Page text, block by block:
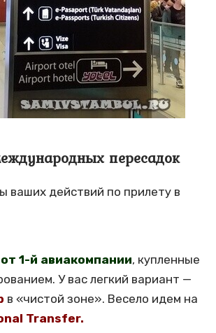
пересадок
ваших действий по прилету в
1-й авиакомпании, купленные
У вас легкий вариант —
в «чистой зоне». Весело идем на
Transfer.